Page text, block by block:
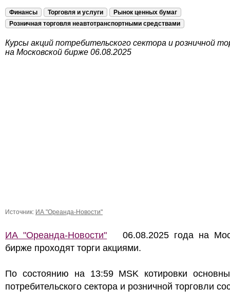
Финансы Торговля и услуги
Рынок ценных бумаг
Розничная торговля неавтотранспортными средствами
Курсы акций потребительского сектора и розничной
на Московской бирже 06.08.2025
Источник: ИА "Ореанда-Новости"
ИА "Ореанда-Новости" 06.08.2025 года на
бирже проходят торги акциями.
По состоянию на 13:59 MSK котировки
потребительского сектора и розничной торговли